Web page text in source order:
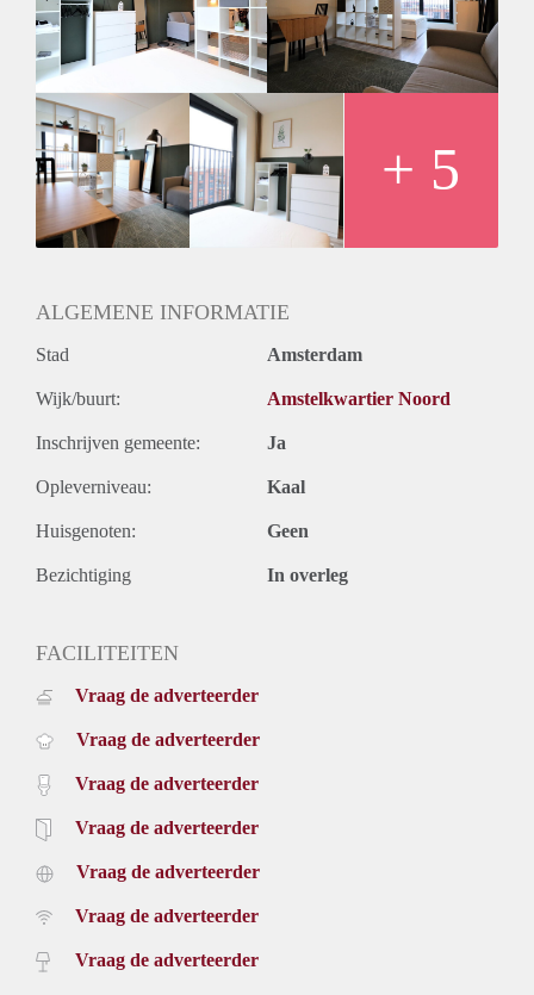
- Washing machine
- Kitchen with appliances except for dishwasher
- Recently built
- Elevator in the building
Rental price € 1150,- excluding utilities
Deposit equal to 2 months rent
+ 5
ALGEMENE INFORMATIE
Stad Amsterdam
Wijk/buurt: Amstelkwartier Noord
Inschrijven gemeente: Ja
Opleverniveau: Kaal
Huisgenoten: Geen
Bezichtiging In overleg
FACILITEITEN
Vraag de adverteerder
Vraag de adverteerder
Vraag de adverteerder
Vraag de adverteerder
Vraag de adverteerder
Vraag de adverteerder
Vraag de adverteerder